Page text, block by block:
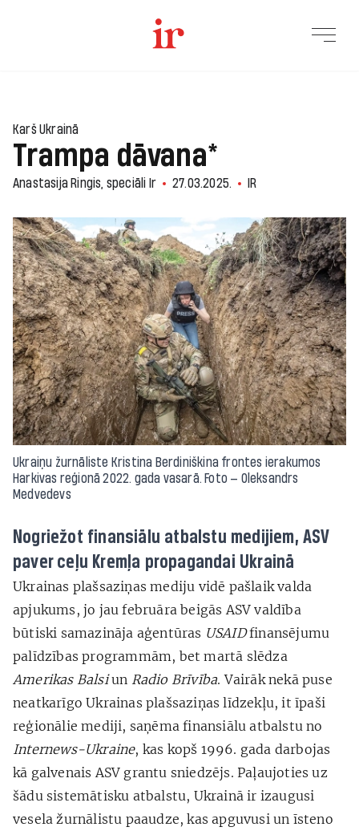
Karš Ukrainā
Trampa dāvana*
Anastasija Ringis, speciāli Ir 27.03.2025. IR
Ukraiņu žurnāliste Kristina Berdiniškina frontes ierakumos
Harkivas reģionā 2022. gada vasarā. Foto — Oleksandrs
Medvedevs
Nogriežot finansiālu atbalstu medijiem, ASV
paver ceļu Kremļa propagandai Ukrainā
Ukrainas plašsaziņas mediju vidē pašlaik valda
apjukums, jo jau februāra beigās ASV valdība
būtiski samazināja aģentūras USAIDfinansējumu
palīdzības programmām, bet martā slēdza
Amerikas Balsiun Radio Brīvība. Vairāk nekā puse
neatkarīgo Ukrainas plašsaziņas līdzekļu, it īpaši
reģionālie mediji, saņēma finansiālu atbalstu no
Internews-Ukraine, kas kopš 1996. gada darbojas
kā galvenais ASV grantu sniedzējs. Paļaujoties uz
šādu sistemātisku atbalstu, Ukrainā ir izaugusi
vesela žurnālistu paaudze, kas apguvusi un īsteno